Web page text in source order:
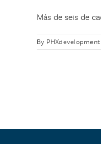
Más de seis de
By PHXdevelopment